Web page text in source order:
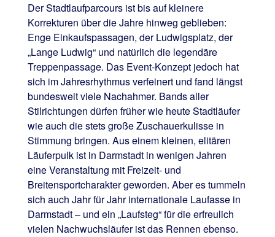
Der Stadtlaufparcours ist bis auf kleinere
Korrekturen über die Jahre hinweg geblieben:
Enge Einkaufspassagen, der Ludwigsplatz, der
„Lange Ludwig“ und natürlich die legendäre
Treppenpassage. Das Event-Konzept jedoch hat
sich im Jahresrhythmus verfeinert und fand längst
bundesweit viele Nachahmer. Bands aller
Stilrichtungen dürfen früher wie heute Stadtläufer
wie auch die stets große Zuschauerkulisse in
Stimmung bringen. Aus einem kleinen, elitären
Läuferpulk ist in Darmstadt in wenigen Jahren
eine Veranstaltung mit Freizeit- und
Breitensportcharakter geworden. Aber es tummeln
sich auch Jahr für Jahr internationale Laufasse in
Darmstadt – und ein „Laufsteg“ für die erfreulich
vielen Nachwuchsläufer ist das Rennen ebenso.